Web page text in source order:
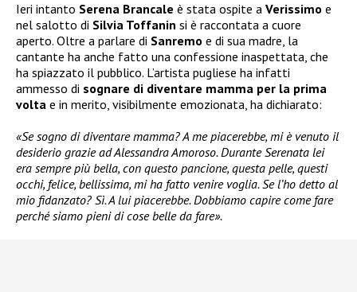
Ieri intanto Serena Brancale è stata ospite a Verissimo e
nel salotto di Silvia Toffanin si è raccontata a cuore
aperto. Oltre a parlare di Sanremo e di sua madre, la
cantante ha anche fatto una confessione inaspettata, che
ha spiazzato il pubblico. L’artista pugliese ha infatti
ammesso di sognare di diventare mamma per la prima
volta e in merito, visibilmente emozionata, ha dichiarato:
«Se sogno di diventare mamma? A me piacerebbe, mi è venuto il
desiderio grazie ad Alessandra Amoroso. Durante Serenata lei
era sempre più bella, con questo pancione, questa pelle, questi
occhi, felice, bellissima, mi ha fatto venire voglia. Se l’ho detto al
mio fidanzato? Sì. A lui piacerebbe. Dobbiamo capire come fare
perché siamo pieni di cose belle da fare».